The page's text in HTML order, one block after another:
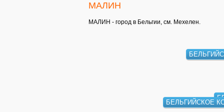
МАЛИН
МАЛИН - город в Бельгии, см. Мехелен.
БЕЛЬГИЙСКОЕ